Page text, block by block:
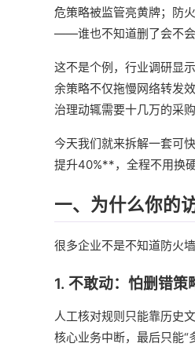
危策略被监管亮黄牌；防
——谁也不知道删了会不会
这不是个例，行业调研显
余策略不仅拖慢网络转发
治理动辄需要十几万的采
今天我们就来拆解一套可
提升40%**，全程不用换
一、为什么你的
很多企业不是不知道防火
1. 不敢动：怕删错策
人工核对规则只能靠历史
核心业务中断，最后只能“